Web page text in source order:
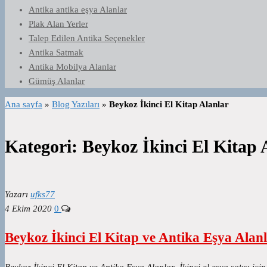
Antika antika eşya Alanlar
Plak Alan Yerler
Talep Edilen Antika Seçenekler
Antika Satmak
Antika Mobilya Alanlar
Gümüş Alanlar
Ana sayfa » Blog Yazıları » Beykoz İkinci El Kitap Alanlar
Kategori: Beykoz İkinci El Kitap
Yazarı ufks77
4 Ekim 2020 0
Beykoz İkinci El Kitap ve Antika Eşya